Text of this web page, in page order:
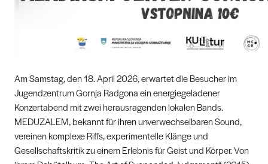
Am Samstag, den 18. April 2026, erwartet die Besucher im
Jugendzentrum Gornja Radgona ein energiegeladener
Konzertabend mit zwei herausragenden lokalen Bands.
MEDUZALEM, bekannt für ihren unverwechselbaren Sound,
vereinen komplexe Riffs, experimentelle Klänge und
Gesellschaftskritik zu einem Erlebnis für Geist und Körper. Von